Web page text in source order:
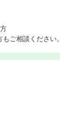
ご相談ください。